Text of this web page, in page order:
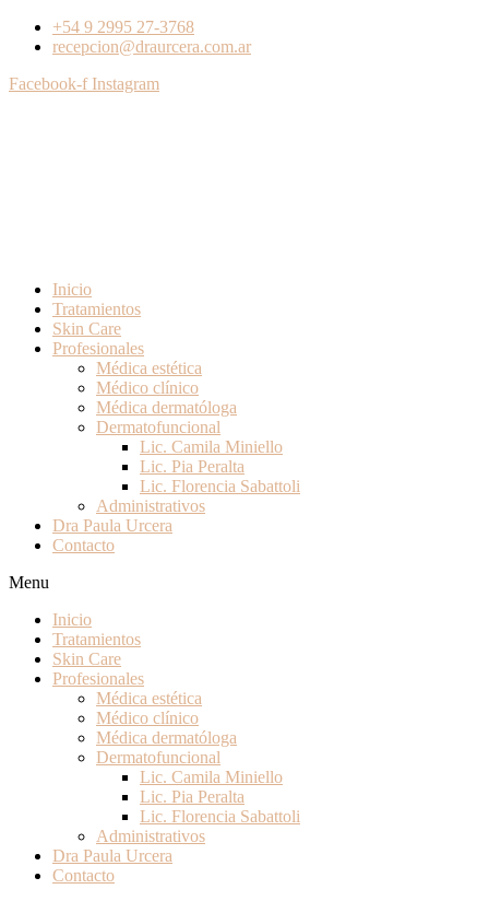
+54 9 2995 27-3768
recepcion@draurcera.com.ar
Facebook-f Instagram
Inicio
Tratamientos
Skin Care
Profesionales
Médica estética
Médico clínico
Médica dermatóloga
Dermatofuncional
Lic. Camila Miniello
Lic. Pia Peralta
Lic. Florencia Sabattoli
Administrativos
Dra Paula Urcera
Contacto
Menu
Inicio
Tratamientos
Skin Care
Profesionales
Médica estética
Médico clínico
Médica dermatóloga
Dermatofuncional
Lic. Camila Miniello
Lic. Pia Peralta
Lic. Florencia Sabattoli
Administrativos
Dra Paula Urcera
Contacto